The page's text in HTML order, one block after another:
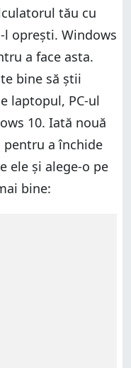
tău cu
l oprești. Windows
a face asta.
bine să știi
laptopul, PC-ul
10. Iată nouă
a închide
ele și alege-o pe
bine: